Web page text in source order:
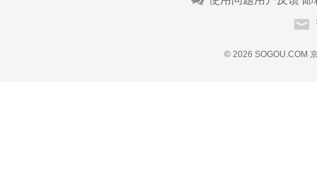
© 2026 SOGOU.COM